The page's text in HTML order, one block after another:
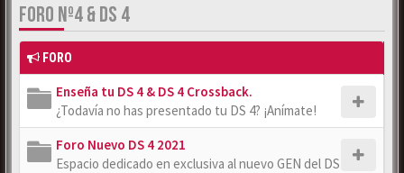
FORO Nº4 & DS 4
FORO
Enseña tu DS 4 & DS 4 Crossback.
¿Todavía no has presentado tu DS 4? ¡Anímate!
Foro Nuevo DS 4 2021
Espacio dedicado en exclusiva al nuevo GEN del DS